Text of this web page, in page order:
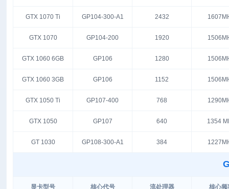
GTX 1070 Ti GP104-300-A1 2432
GTX 1070 GP104-200 1920
GTX 1060 6GB GP106 1280
GTX 1060 3GB GP106 1152
GTX 1050 Ti GP107-400 768
GTX 1050 GP107 640 1354
GT 1030 GP108-300-A1 384
显卡型号 核心代号 流处理器 核心频